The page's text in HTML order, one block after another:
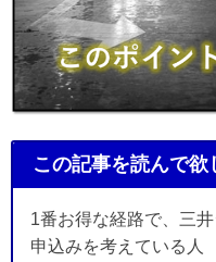
この記事を読んで欲
1番お得な経路で、三
申込みを考えている人